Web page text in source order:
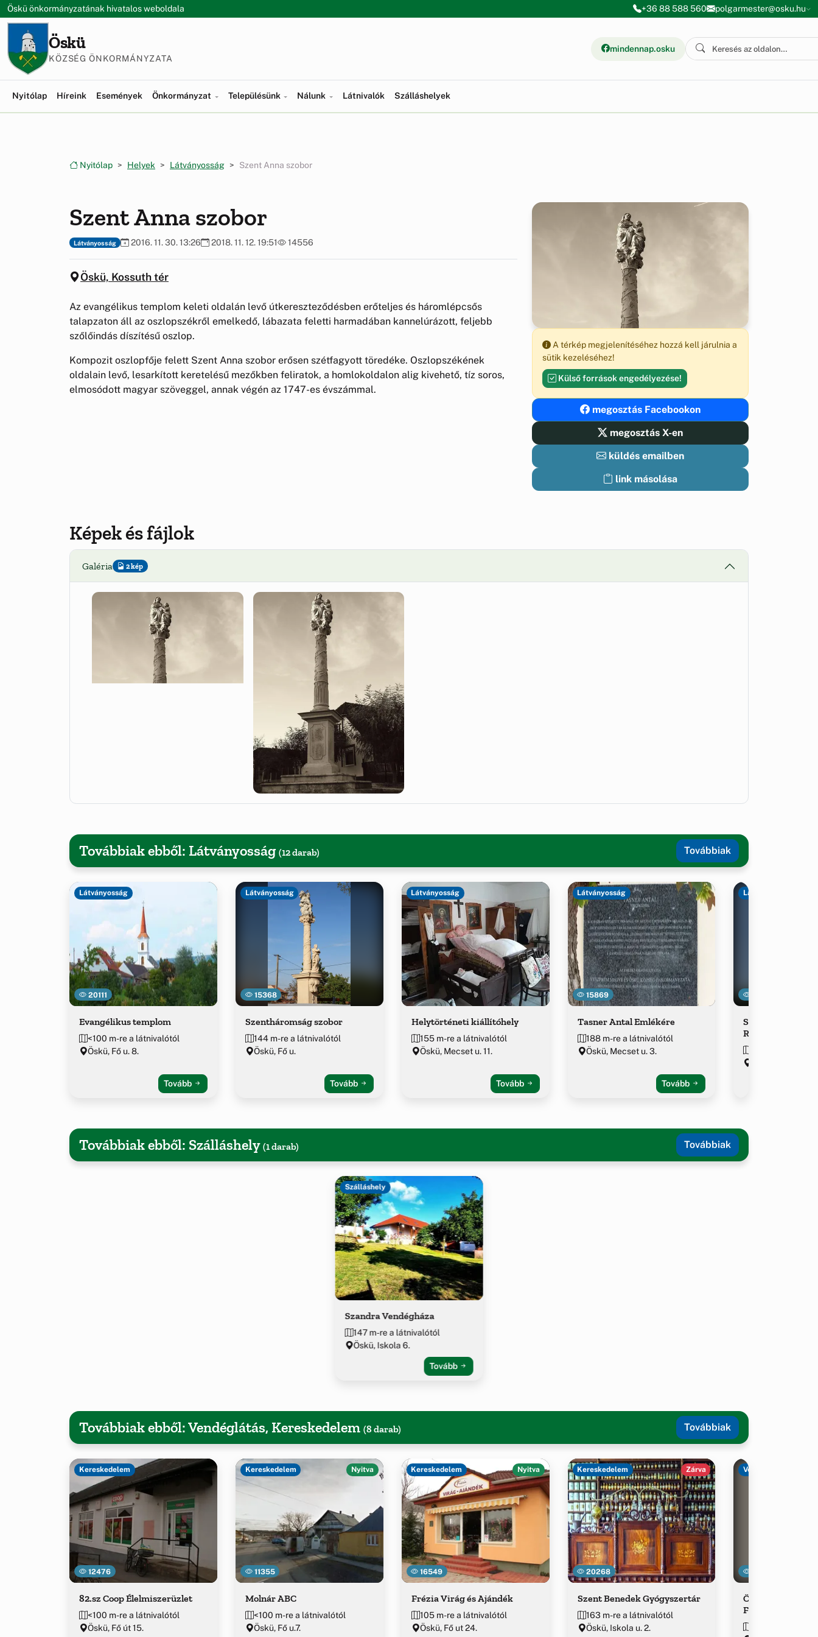
Ugrás a menüre
Ugrás a tartalomra
Öskü önkormányzatának hivatalos weboldala +36 88 588 560 polgarmester@osku.hu
Öskü
KÖZSÉG ÖNKORMÁNYZATA
mindennap.osku
Nyitólap Híreink Események Önkormányzat Településünk Nálunk Látnivalók Szálláshelyek
Nyitólap Helyek Látványosság Szent Anna szobor
Szent Anna szobor
Látványosság 2016. 11. 30. 13:26 2018. 11. 12. 19:51 14556
Öskü, Kossuth tér
Az evangélikus templom keleti oldalán levő útkereszteződésben erőteljes és háromlépcsős
talapzaton áll az oszlopszékről emelkedő, lábazata feletti harmadában kannelúrázott, feljebb
szőlőindás díszítésű oszlop.
Kompozit oszlopfője felett Szent Anna szobor erősen szétfagyott töredéke. Oszlopszékének
oldalain levő, lesarkított keretelésű mezőkben feliratok, a homlokoldalon alig kivehető, tíz soros,
elmosódott magyar szöveggel, annak végén az 1747-es évszámmal.
A térkép megjelenítéséhez hozzá kell járulnia a
sütik kezeléséhez!
Külső források engedélyezése!
megosztás Facebookon
megosztás X-en
küldés emailben
link másolása
Képek és fájlok
Galéria 2 kép
Továbbiak ebből: Látványosság (12 darab) Továbbiak
20111
Látványosság
Evangélikus templom
<100 m-re a látnivalótól
Öskü, Fő u. 8.
Tovább
15368
Látványosság
Szentháromság szobor
144 m-re a látnivalótól
Öskü, Fő u.
Tovább
Látványosság
Helytörténeti kiállítóhely
155 m-re a látnivalótól
Öskü, Mecset u. 11.
Tovább
15869
Látványosság
Tasner Antal Emlékére
188 m-re a látnivalótól
Öskü, Mecset u. 3.
Tovább
Látványosság
Szent Kereszt
Római Katolikus
Továbbiak ebből: Szálláshely (1 darab) Továbbiak
Szálláshely
Szandra Vendégháza
147 m-re a látnivalótól
Öskü, Iskola 6.
Tovább
Továbbiak ebből: Vendéglátás, Kereskedelem (8 darab) Továbbiak
12476
Kereskedelem
82.sz Coop Élelmiszerüzlet
<100 m-re a látnivalótól
Öskü, Fő út 15.
11355
Kereskedelem Nyitva
Molnár ABC
<100 m-re a látnivalótól
Öskü, Fő u.7.
16549
Kereskedelem Nyitva
Frézia Virág és Ajándék
105 m-re a látnivalótól
Öskü, Fő ut 24.
20268
Kereskedelem Zárva
Szent Benedek Gyógyszertár
163 m-re a látnivalótól
Öskü, Iskola u. 2.
Vendéglátás
Öskü
Főzőkonyha